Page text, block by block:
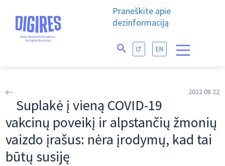
Praneškite apie
dezinformaciją
LT EN
2022 08 22
Suplakė į vieną COVID-19
vakcinų poveikį ir alpstančių žmonių
vaizdo įrašus: nėra įrodymų, kad tai
būtų susiję